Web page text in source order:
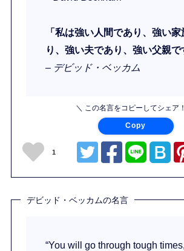
「私は強い人間であり、強い
り、強い夫であり、強い父親で
– デビッド・ベッカム
＼ この名言をコピーしてシェア
Copy
1
デビッド・ベッカムの名言
“You will go through tough